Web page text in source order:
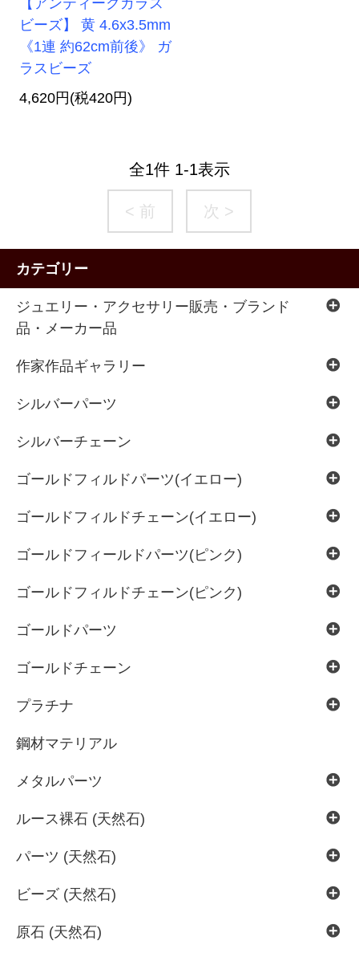
【アンティークガラス
ビーズ】 黄 4.6x3.5mm
《1連 約62cm前後》 ガ
ラスビーズ
4,620円(税420円)
全1件 1-1表示
< 前 次 >
カテゴリー
ジュエリー・アクセサリー販売・ブランド
品・メーカー品
作家作品ギャラリー
シルバーパーツ
シルバーチェーン
ゴールドフィルドパーツ(イエロー)
ゴールドフィルドチェーン(イエロー)
ゴールドフィールドパーツ(ピンク)
ゴールドフィルドチェーン(ピンク)
ゴールドパーツ
ゴールドチェーン
プラチナ
鋼材マテリアル
メタルパーツ
ルース裸石 (天然石)
パーツ (天然石)
ビーズ (天然石)
原石 (天然石)